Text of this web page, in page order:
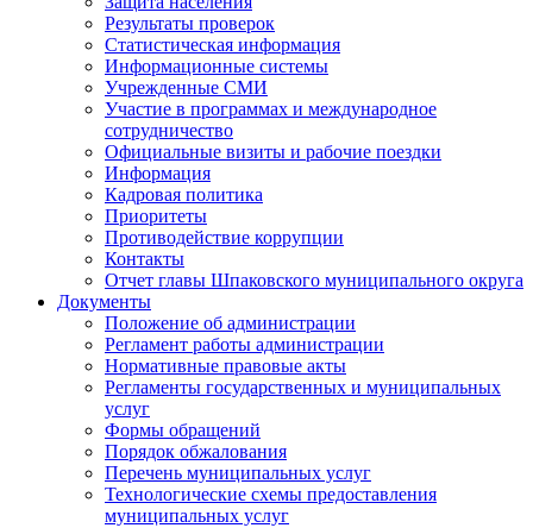
Результаты проверок
Статистическая информация
Информационные системы
Учрежденные СМИ
Участие в программах и международное
сотрудничество
Официальные визиты и рабочие поездки
Информация
Кадровая политика
Приоритеты
Противодействие коррупции
Контакты
Отчет главы Шпаковского муниципального округа
Документы
Положение об администрации
Регламент работы администрации
Нормативные правовые акты
Регламенты государственных и муниципальных
услуг
Формы обращений
Порядок обжалования
Перечень муниципальных услуг
Технологические схемы предоставления
муниципальных услуг